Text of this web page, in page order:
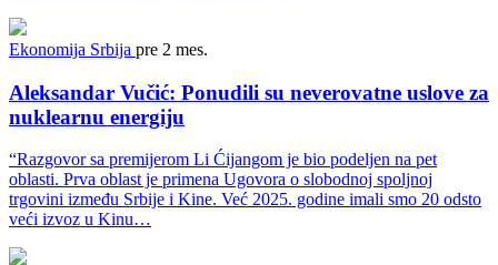
Ekonomija Srbija pre 2 mes.
Aleksandar Vučić: Ponudili su neverovatne uslove za
nuklearnu energiju
“Razgovor sa premijerom Li Ćijangom je bio podeljen na pet
oblasti. Prva oblast je primena Ugovora o slobodnoj spoljnoj
trgovini između Srbije i Kine. Već 2025. godine imali smo 20 odsto
veći izvoz u Kinu…